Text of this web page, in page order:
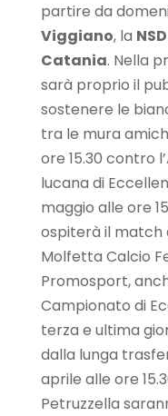
partire da
Viggiano, la
Catania. Nella
sarà proprio il
sostenere le
tra le mura
ore 15.30 contro
lucana di
maggio alle ore
ospiterà il match
Molfetta Calcio
Promosport,
Campionato di
terza e ultima
dalla lunga
aprile alle ore
Petruzzella